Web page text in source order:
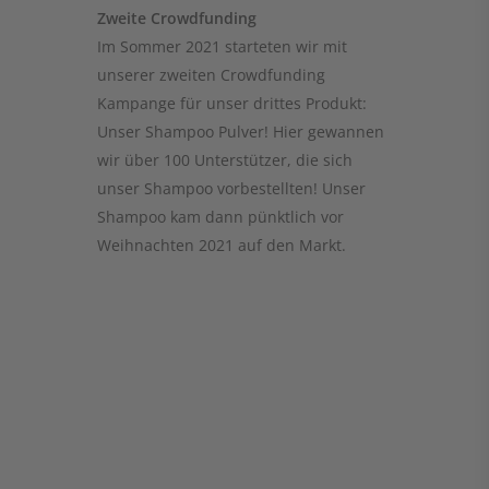
Zweite Crowdfunding
Im Sommer 2021 starteten wir mit
unserer zweiten Crowdfunding
Kampange für unser drittes Produkt:
Unser Shampoo Pulver! Hier gewannen
wir über 100 Unterstützer, die sich
unser Shampoo vorbestellten! Unser
Shampoo kam dann pünktlich vor
Weihnachten 2021 auf den Markt.